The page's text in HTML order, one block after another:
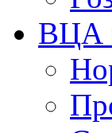
ВЦА